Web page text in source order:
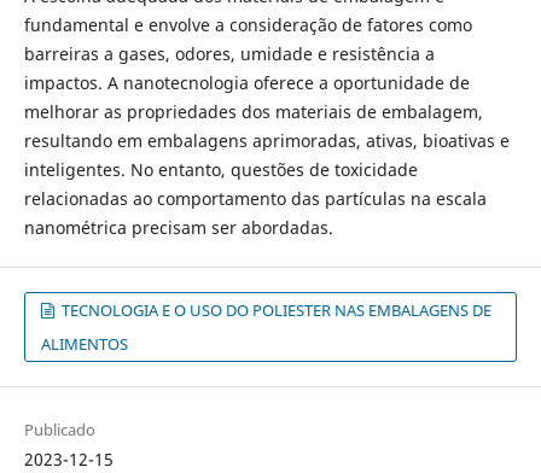
fundamental e envolve a consideração de fatores como
barreiras a gases, odores, umidade e resistência a
impactos. A nanotecnologia oferece a oportunidade de
melhorar as propriedades dos materiais de embalagem,
resultando em embalagens aprimoradas, ativas, bioativas e
inteligentes. No entanto, questões de toxicidade
relacionadas ao comportamento das partículas na escala
nanométrica precisam ser abordadas.
TECNOLOGIA E O USO DO POLIESTER NAS EMBALAGENS DE
ALIMENTOS
Publicado
2023-12-15